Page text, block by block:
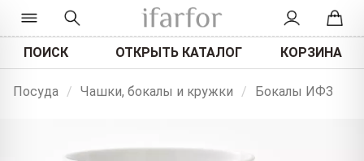
ПОИСК ОТКРЫТЬ КАТАЛОГ КОРЗИНА
Посуда / Чашки, бокалы и кружки / Бокалы ИФЗ